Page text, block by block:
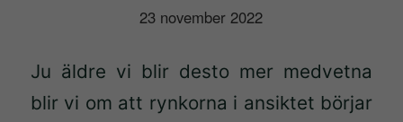
23 november 2022
Ju äldre vi blir desto mer medvetna
blir vi om att rynkorna i ansiktet börjar